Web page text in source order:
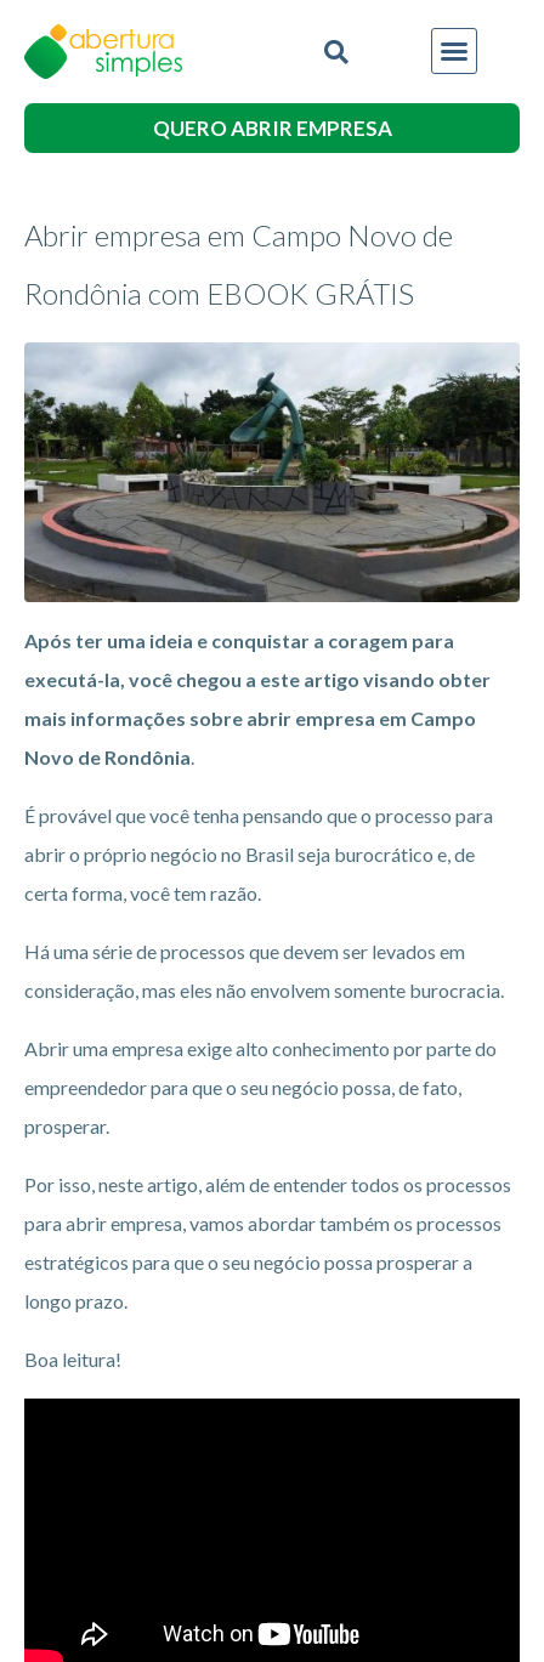
QUERO ABRIR EMPRESA
Abrir empresa em Campo Novo de
Rondônia com EBOOK GRÁTIS
Após ter uma ideia e conquistar a coragem para
executá-la, você chegou a este artigo visando obter
mais informações sobre abrir empresa em Campo
Novo de Rondônia.
É provável que você tenha pensando que o processo para
abrir o próprio negócio no Brasil seja burocrático e, de
certa forma, você tem razão.
Há uma série de processos que devem ser levados em
consideração, mas eles não envolvem somente burocracia.
Abrir uma empresa exige alto conhecimento por parte do
empreendedor para que o seu negócio possa, de fato,
prosperar.
Por isso, neste artigo, além de entender todos os processos
para abrir empresa, vamos abordar também os processos
estratégicos para que o seu negócio possa prosperar a
longo prazo.
Boa leitura!